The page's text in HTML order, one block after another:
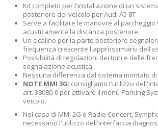
Kit completo per l'installazione di un
posteriore del veicolo per Audi A5 8T
Serve a facilitare le manovre al parcheggio
acusticamente la distanza posteriore.
Un cicalino per la parte posteriore
frequenza crescente l'approssimarsi
Possibilità di regolazioni dei toni e delle
segnalazione acustica
Nessuna differenza dal sistema montato
NOTE MMI 3G: consigliamo l'utilizzo
art. 38080-0 per attivare il menù Parking
veicolo.
Nel caso di MMI 2G o Radio Concert,
necessario l'utilizzo dell'interfaccia